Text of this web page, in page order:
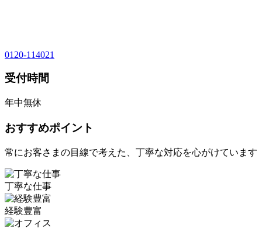
0120-114021
受付時間
年中無休
おすすめポイント
常にお客さまの目線で考えた、丁寧な対応を心がけています
丁寧な仕事
経験豊富